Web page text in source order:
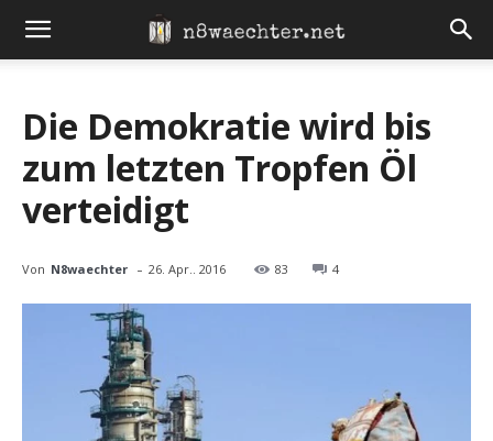
Die Demokratie wird bis
zum letzten Tropfen Öl
verteidigt
Von N8waechter - 26. Apr.. 2016 83 4